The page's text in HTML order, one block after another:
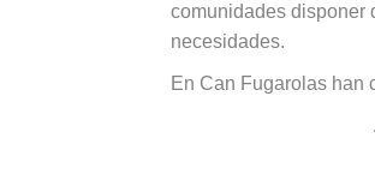
comunidades disponer
necesidades.
En Can Fugarolas